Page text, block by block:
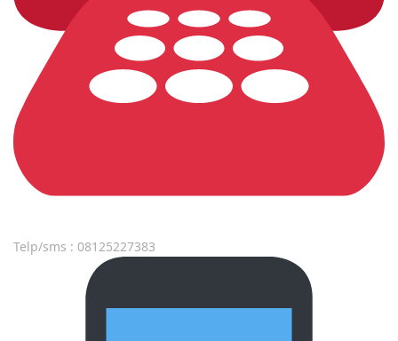
Telp/sms : 08125227383